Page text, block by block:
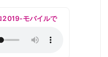
2019-モバイルで